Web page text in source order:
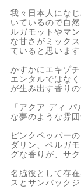
我々日本人にな
いているので自
ルガモットやマ
な甘さがミック
ていると思います
かすかにエキゾ
エンタルではな
が生み出す香り
「アクア ディ
な夢のような雰
ピンクペッパー
ダリン、ベルガ
グな香りが、サ
名脇役として存
スとサンバック